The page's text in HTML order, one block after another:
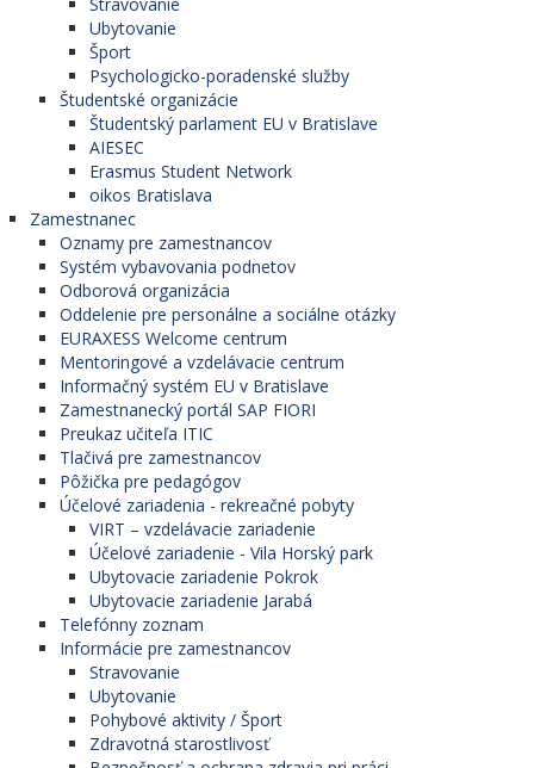
Ubytovanie
Šport
Psychologicko-poradenské služby
Študentské organizácie
Študentský parlament EU v Bratislave
AIESEC
Erasmus Student Network
oikos Bratislava
Zamestnanec
Oznamy pre zamestnancov
Systém vybavovania podnetov
Odborová organizácia
Oddelenie pre personálne a sociálne otázky
EURAXESS Welcome centrum
Mentoringové a vzdelávacie centrum
Informačný systém EU v Bratislave
Zamestnanecký portál SAP FIORI
Preukaz učiteľa ITIC
Tlačivá pre zamestnancov
Pôžička pre pedagógov
Účelové zariadenia - rekreačné pobyty
VIRT – vzdelávacie zariadenie
Účelové zariadenie - Vila Horský park
Ubytovacie zariadenie Pokrok
Ubytovacie zariadenie Jarabá
Telefónny zoznam
Informácie pre zamestnancov
Stravovanie
Ubytovanie
Pohybové aktivity / Šport
Zdravotná starostlivosť